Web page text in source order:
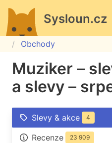
Sysloun.cz
Obchody
Muziker –
a slevy –
Slevy & akce 4
Recenze 23 909